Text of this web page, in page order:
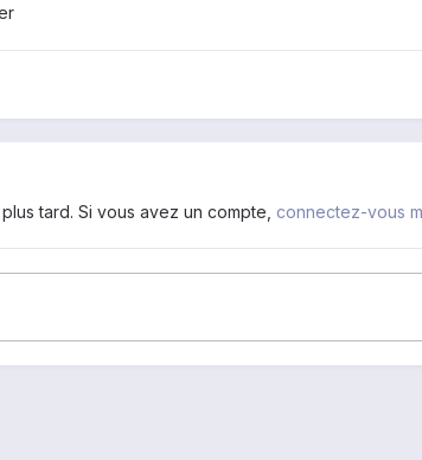
tard. Si vous avez un compte, connectez-vous